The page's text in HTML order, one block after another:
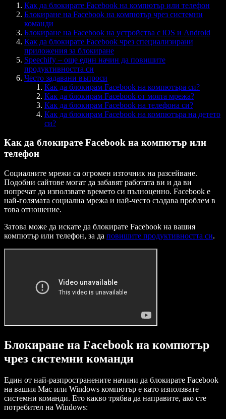
Как да блокирате Facebook на компютър или телефон
Блокиране на Facebook на компютър чрез системни
команди
Блокиране на Facebook на устройства с iOS и Android
Как да блокирате Facebook чрез специализирани
приложения за блокиране
Speechify – още един начин да повишите
продуктивността си
Често задавани въпроси
Как да блокирам Facebook на компютъра си?
Как да блокирам Facebook от моята мрежа?
Как да блокирам Facebook на телефона си?
Как да блокирам Facebook на компютъра на детето
си?
Как да блокирате Facebook на компютър или
телефон
Социалните мрежи са огромен източник на разсейване.
Подобни сайтове могат да забавят работата ви и да ви
попречат да използвате времето си пълноценно. Facebook е
най-голямата социална мрежа и най-често създава проблем в
това отношение.
Затова може да искате да блокирате Facebook на вашия
компютър или телефон, за да повишите продуктивността си.
Блокиране на Facebook на компютър
чрез системни команди
Един от най-разпространените начини да блокирате Facebook
на вашия Mac или Windows компютър е като използвате
системни команди. Ето какво трябва да направите, ако сте
потребител на Windows: